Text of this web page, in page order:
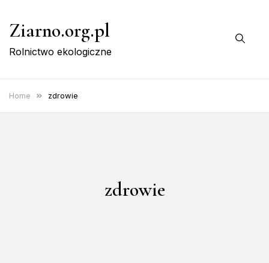
Ziarno.org.pl
Rolnictwo ekologiczne
Home zdrowie
zdrowie